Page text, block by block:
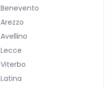
Benevento
Arezzo
Avellino
Lecce
Viterbo
Latina